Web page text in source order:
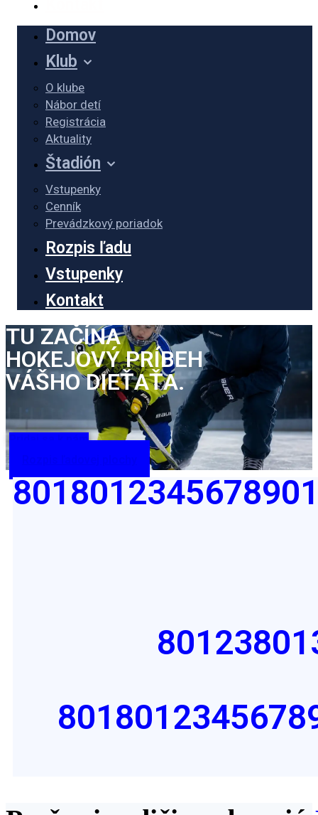
Domov
Klub
O klube
Nábor detí
Registrácia
Aktuality
Štadión
Vstupenky
Cenník
Prevádzkový poriadok
Rozpis ľadu
Vstupenky
Kontakt
TU ZAČÍNA
HOKEJOVÝ PRÍBEH
VÁŠHO DIEŤAŤA.
801801234567890
80123801
8018012345678